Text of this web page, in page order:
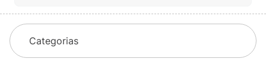
Categorias